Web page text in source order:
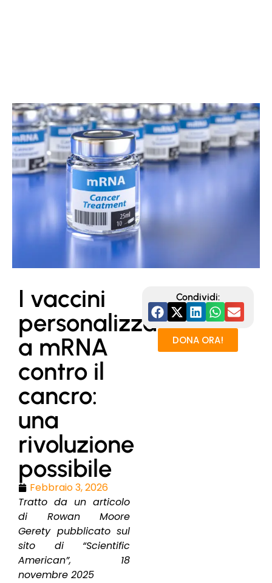
I vaccini
personalizzati
a mRNA
contro il
cancro:
una
rivoluzione
possibile
Febbraio 3, 2026
Tratto da un articolo
di Rowan Moore
Gerety pubblicato sul
sito di “Scientific
American”, 18
novembre 2025
Condividi:
DONA ORA!